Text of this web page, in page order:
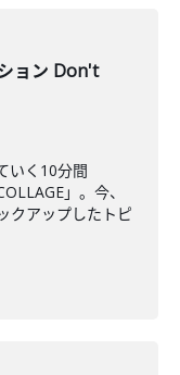
ョン Don't
いく10分間
」。今、
クアップしたトピ